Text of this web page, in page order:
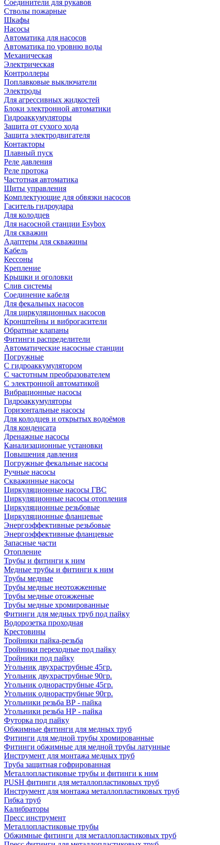
Соединители для рукавов
Стволы пожарные
Шкафы
Насосы
Автоматика для насосов
Автоматика по уровню воды
Механическая
Электрическая
Контроллеры
Поплавковые выключатели
Электроды
Для агрессивных жидкостей
Блоки электронной автоматики
Гидроаккумуляторы
Защита от сухого хода
Защита электродвигателя
Контакторы
Плавный пуск
Реле давления
Реле протока
Частотная автоматика
Щиты управления
Комплектующие для обвязки насосов
Гаситель гидроудара
Для колодцев
Для насосной станции Esybox
Для скважин
Адаптеры для скважины
Кабель
Кессоны
Крепление
Крышки и оголовки
Слив системы
Соединение кабеля
Для фекальных насосов
Для циркуляционных насосов
Кронштейны и виброгасители
Обратные клапаны
Фитинги распределители
Автоматические насосные станции
Погружные
С гидроаккумулятором
С частотным преобразователем
С электронной автоматикой
Вибрационные насосы
Гидроаккумуляторы
Горизонтальные насосы
Для колодцев и открытых водоёмов
Для конденсата
Дренажные насосы
Канализационные установки
Повышения давления
Погружные фекальные насосы
Ручные насосы
Скважинные насосы
Циркуляционные насосы ГВС
Циркуляционные насосы отопления
Циркуляционные резьбовые
Циркуляционные фланцевые
Энергоэффективные резьбовые
Энергоэффективные фланцевые
Запасные части
Отопление
Трубы и фитинги к ним
Медные трубы и фитинги к ним
Трубы медные
Трубы медные неотожженные
Трубы медные отожженые
Трубы медные хромированные
Фитинги для медных труб под пайку
Водорозетка проходная
Крестовины
Тройники пайка-резьба
Тройники переходные под пайку
Тройники под пайку
Угольник двухраструбные 45гр.
Угольник двухраструбные 90гр.
Угольник однораструбные 45гр.
Угольник однораструбные 90гр.
Угольники резьба ВР - пайка
Угольники резьба НР - пайка
Футорка под пайку
Обжимные фитинги для медных труб
Фитинги для медной трубы хромированные
Фитинги обжимные для медной трубы латунные
Инструмент для монтажа медных труб
Труба защитная гофрированная
Металлопластиковые трубы и фитинги к ним
PUSH фитинги для металлопластиковых труб
Инструмент для монтажа металлопластиковых труб
Гибка труб
Калибраторы
Пресс инструмент
Металлопластиковые трубы
Обжимные фитинги для металлопластиковых труб